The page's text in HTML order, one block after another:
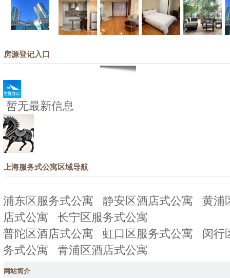
房源登记入口
暂无最新信息
上海服务式公寓区域导航
浦东区服务式公寓 静安区酒店式公寓
黄浦
店式公寓
长宁区服务式公寓
普陀区酒店式公寓
虹口区服务式公寓
闵行
务式公寓
青浦区酒店式公寓
网站简介